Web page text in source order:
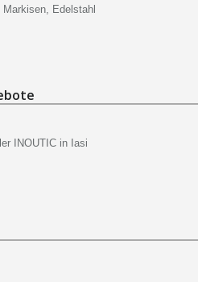
Edelstahl
INOUTIC in Iasi